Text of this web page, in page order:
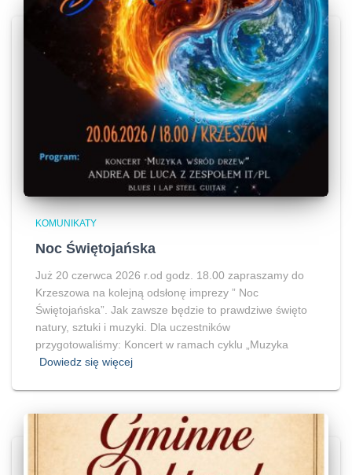
KOMUNIKATY
Noc Świętojańska
Już 20 czerwca 2026 r.od godz. 18.00 zapraszamy do
Krzeszowa na kolejną odsłonę imprezy ” Noc
Świętojańska”. Jak zawsze będzie to prawdziwe święto
natury, sztuki i muzyki. Dla uczestników
przygotowaliśmy: Koncert w ramach cyklu „Muzyka
Dowiedz się więcej